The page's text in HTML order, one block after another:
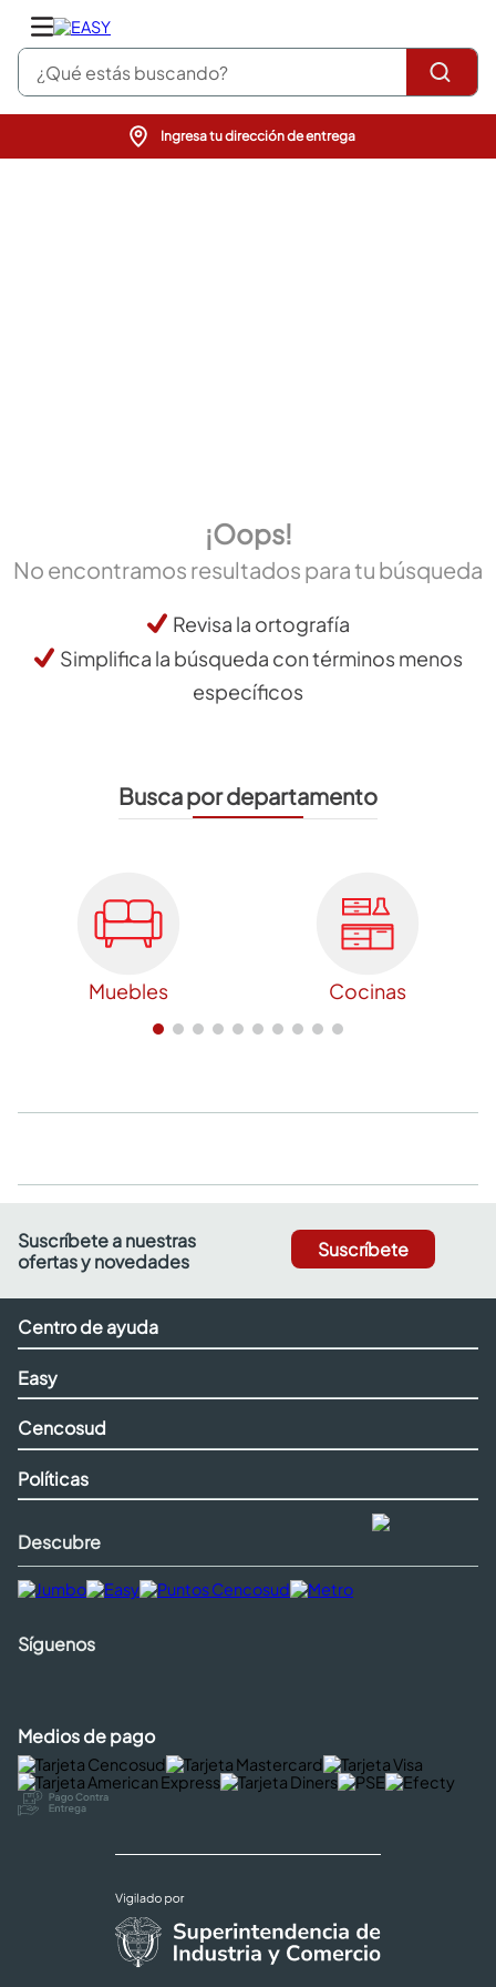
¿Qué estás buscando?
Ingresa tu dirección de entrega
¡Oops!
No encontramos resultados para tu búsqueda
Revisa la ortografía
Simplifica la búsqueda con términos menos
específicos
Busca por departamento
Muebles Cocinas
Suscríbete a nuestras
ofertas y novedades
Suscríbete
Centro de ayuda
Easy
Cencosud
Políticas
Descubre
Síguenos
Medios de pago
pinturas